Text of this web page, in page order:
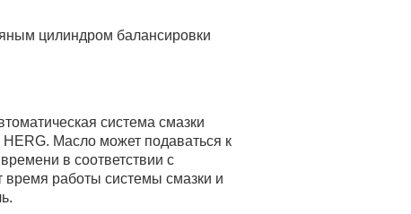
цилиндром балансировки
система смазки
HERG. Масло может подаваться к
в соответствии с
время работы системы смазки и